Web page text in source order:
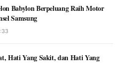
Babylon Berpeluang Raih Motor
Samsung
Hati Yang Sakit, dan Hati Yang